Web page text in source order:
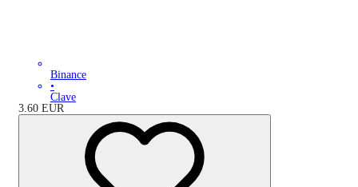
Binance
•
Clave
3.60 EUR